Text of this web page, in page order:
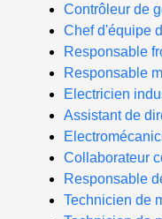
Contrôleur de
Chef d'équipe
Responsable
Responsable
Electricien
Assistant de
Collaborateur
Responsable
Technicien de